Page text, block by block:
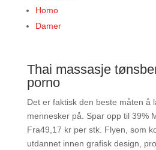
Homo
Damer
Thai massasje
porno
Det er faktisk den beste måten å
mennesker på. Spar opp til 39%
Fra49,17 kr per stk. Flyen, som
utdannet innen grafisk design,